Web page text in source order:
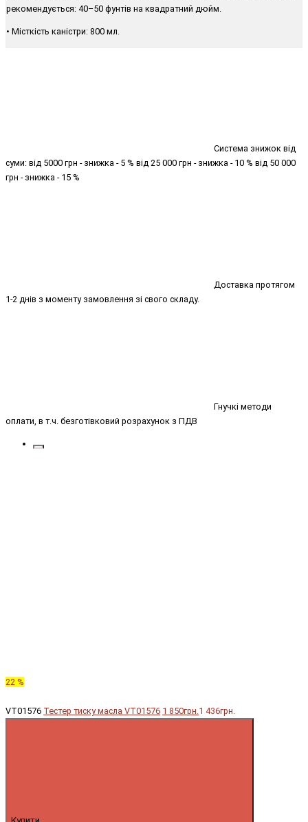
рекомендується: 40–50 фунтів на квадратний дюйм.
• Місткість каністри: 800 мл.
Система знижок від
суми: від 5000 грн - знижка - 5 % від 25 000 грн - знижка - 10 % від 50 000
грн - знижка - 15 %
Доставка протягом
1-2 днів з моменту замовлення зі свого складу.
Гнучкі методи
оплати, в т.ч. безготівковий розрахунок з ПДВ
22 %
VT01576 Тестер тиску масла VT01576 1 850грн.1 436грн.